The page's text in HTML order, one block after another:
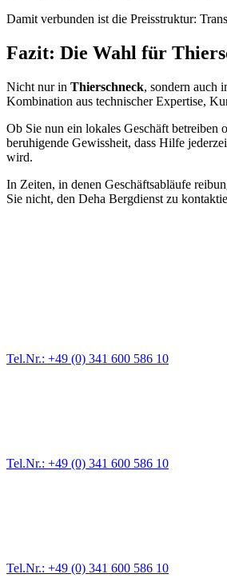
Damit verbunden ist die Preisstruktur:
Fazit: Die Wahl für
Nicht nur in Thierschneck, sondern auch
Kombination aus technischer Expertise,
Ob Sie nun ein lokales Geschäft
beruhigende Gewissheit, dass Hilfe
wird.
In Zeiten, in denen Geschäftsabläufe
Sie nicht, den Deha Bergdienst zu
Tel.Nr.: +49 (0) 341 600 586 10
Tel.Nr.: +49 (0) 341 600 586 10
Tel.Nr.: +49 (0) 341 600 586 10